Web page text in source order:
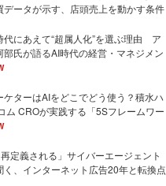
データが示す、店頭売上を動かす条件
代にあえて“超属人化”を選ぶ理由 ア
部氏が語るAI時代の経営・マネジメン
ケターはAIをどこでどう使う？積水ハ
ム CROが実践する「5Sフレームワー
再定義される」サイバーエージェント
く、インターネット広告20年と転換点